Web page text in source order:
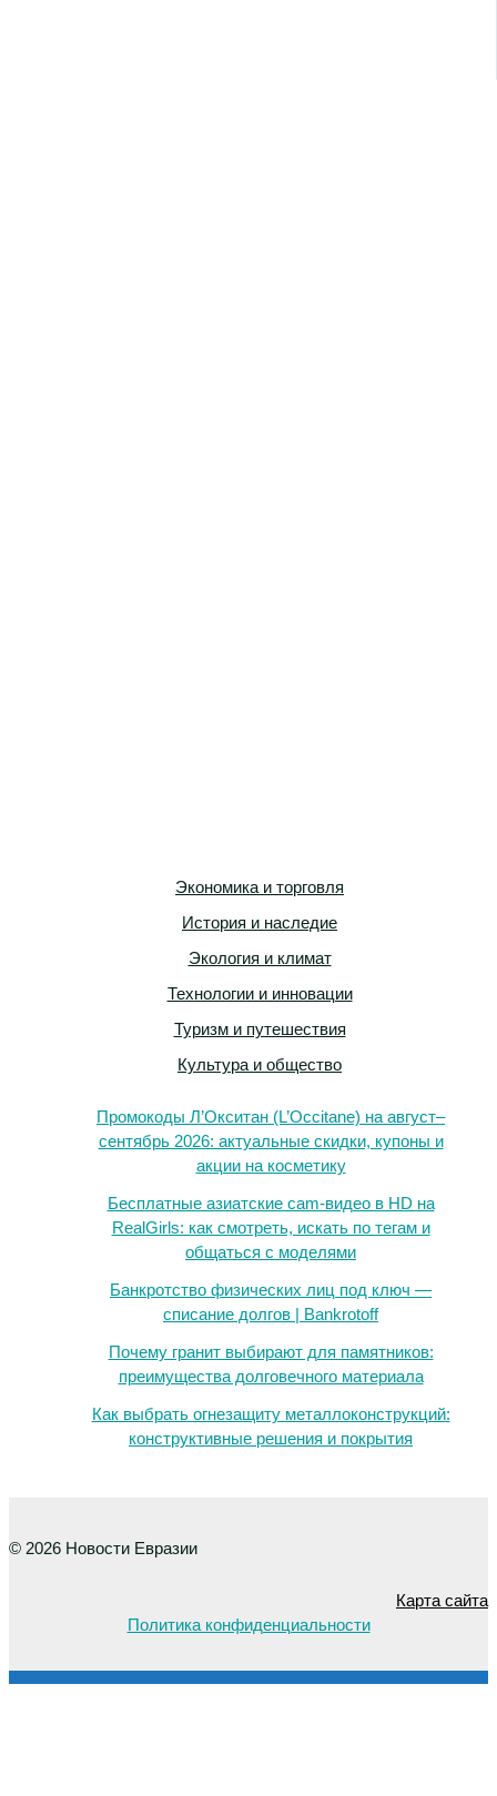
Экономика и торговля
История и наследие
Экология и климат
Технологии и инновации
Туризм и путешествия
Культура и общество
Промокоды Л’Окситан (L’Occitane) на август–
сентябрь 2026: актуальные скидки, купоны и
акции на косметику
Бесплатные азиатские cam-видео в HD на
RealGirls: как смотреть, искать по тегам и
общаться с моделями
Банкротство физических лиц под ключ —
списание долгов | Bankrotoff
Почему гранит выбирают для памятников:
преимущества долговечного материала
Как выбрать огнезащиту металлоконструкций:
конструктивные решения и покрытия
© 2026 Новости Евразии
Карта сайта
Политика конфиденциальности